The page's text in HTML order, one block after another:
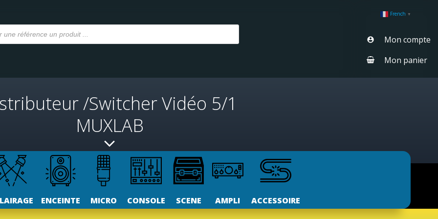
French ▼
Mon compte
Mon panier
/Switcher Vidéo 5/1
MUXLAB
ENCEINTE MICRO CONSOLE SCENE AMPLI ACCESSOIRE